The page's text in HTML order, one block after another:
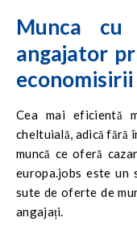
Munca
angajator
economisirii
Cea mai eficientă
cheltuială, adică fără
muncă ce oferă
europa.jobs este un
sute de oferte de
angajați.